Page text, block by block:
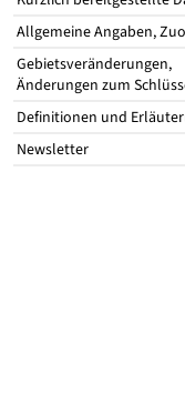
Allgemeine Angaben,
Gebietsveränderungen,
Änderungen zum
Definitionen und
Newsletter